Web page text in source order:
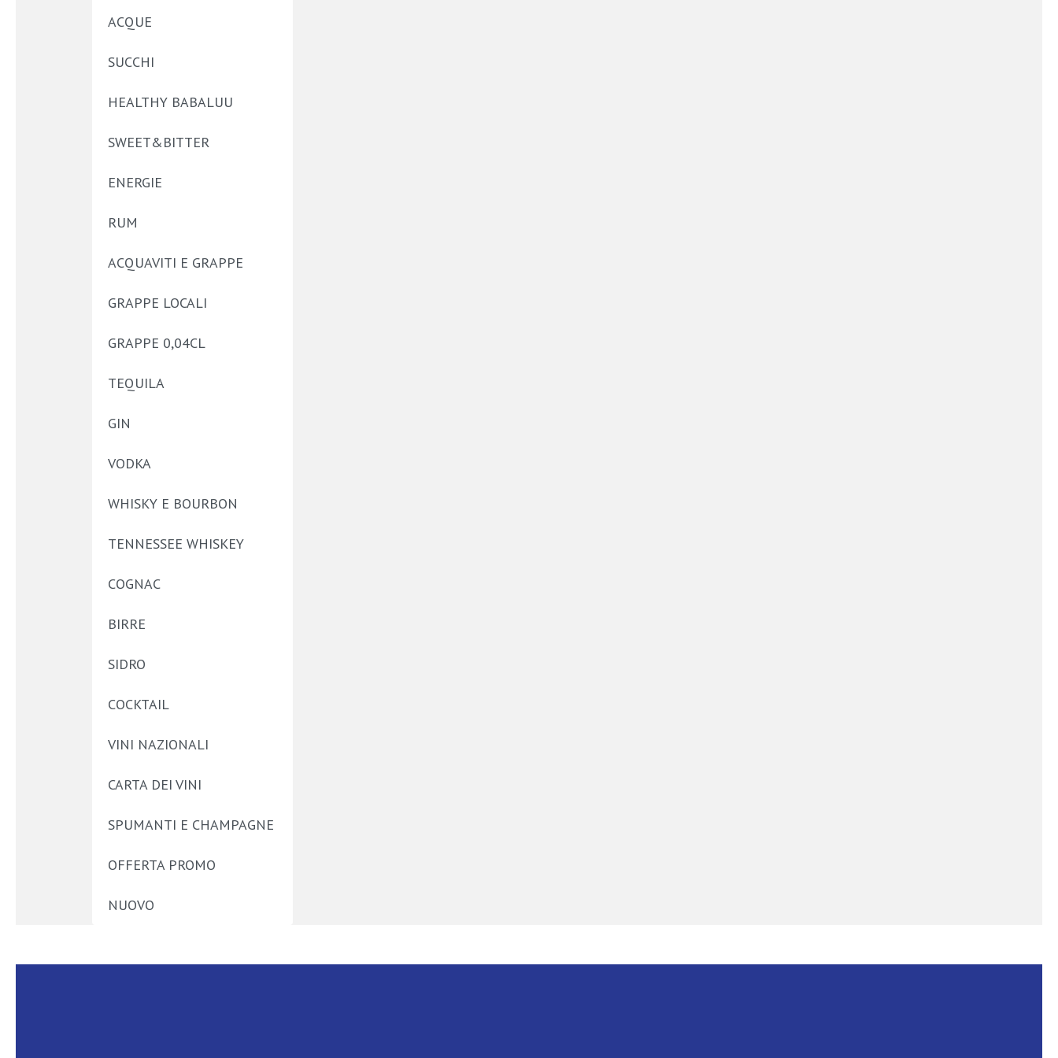
ACQUE
SUCCHI
HEALTHY BABALUU
SWEET&BITTER
ENERGIE
RUM
ACQUAVITI E GRAPPE
GRAPPE LOCALI
GRAPPE 0,04CL
TEQUILA
GIN
VODKA
WHISKY E BOURBON
TENNESSEE WHISKEY
COGNAC
BIRRE
SIDRO
COCKTAIL
VINI NAZIONALI
CARTA DEI VINI
SPUMANTI E CHAMPAGNE
OFFERTA PROMO
NUOVO